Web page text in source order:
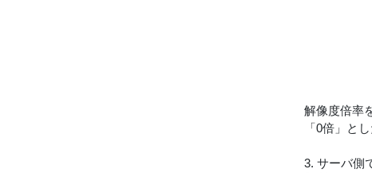
解像度倍率
「0倍」と
3. サーバ側